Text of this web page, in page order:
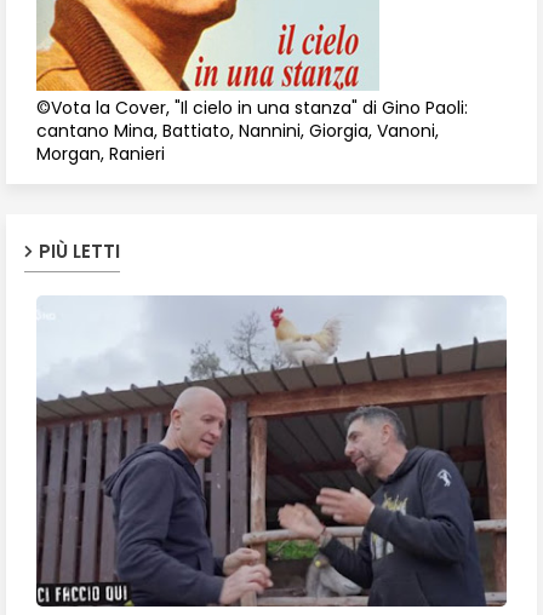
©Vota la Cover, "Il cielo in una stanza" di Gino Paoli:
cantano Mina, Battiato, Nannini, Giorgia, Vanoni,
Morgan, Ranieri
PIÙ LETTI